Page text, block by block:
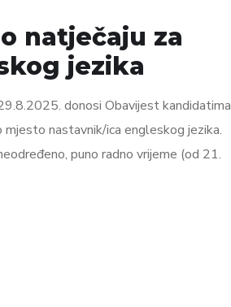
natječaju za
jezika
donosi Obavijest
nastavnik/ica engleskog jezika.
puno radno vrijeme (od 21.